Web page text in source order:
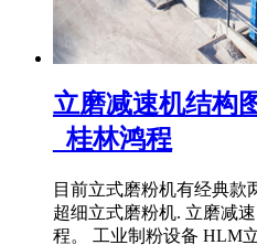
立磨减速机结构
_桂林鸿程
目前立式磨粉机有经典
超细立式磨粉机. 立磨减
程。 工业制粉设备 HLM